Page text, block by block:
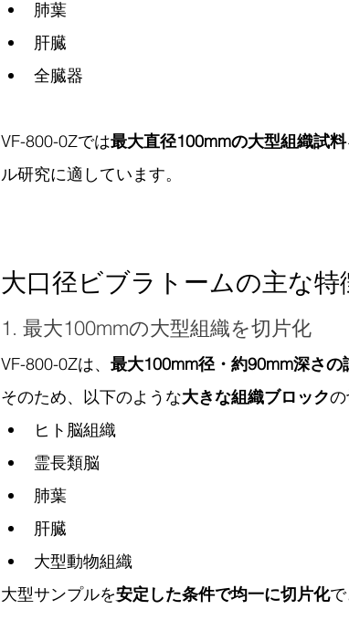
肺葉
肝臓
全臓器
VF-800-0Zでは最大直径100mmの大型組織試料
ル研究に適しています。
大口径ビブラトームの主な特
1. 最大100mmの大型組織を切片化
VF-800-0Zは、 最大100mm径・約90mm深さの
そのため、以下のような大きな組織ブロックの
ヒト脳組織
霊長類脳
肺葉
肝臓
大型動物組織
大型サンプルを安定した条件で均一に切片化で